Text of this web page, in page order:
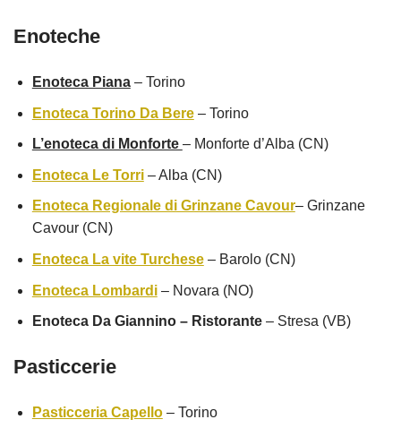
Enoteche
Enoteca Piana– Torino
Enoteca Torino Da Bere– Torino
L’enoteca di Monforte – Monforte d’Alba (CN)
Enoteca Le Torri– Alba (CN)
Enoteca Regionale di Grinzane Cavour– Grinzane
Cavour (CN)
Enoteca La vite Turchese– Barolo (CN)
Enoteca Lombardi– Novara (NO)
Enoteca Da Giannino – Ristorante– Stresa (VB)
Pasticcerie
Pasticceria Capello– Torino